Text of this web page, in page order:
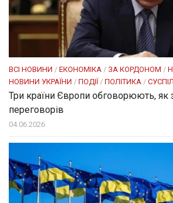
ВСІ НОВИНИ / ЕКОНОМІКА / ЗА КОРДОНОМ /
НОВИНИ УКРАЇНИ / ПОДІЇ / ПОЛІТИКА /
Три країни Європи обговорюють, як
переговорів
04.06.2026